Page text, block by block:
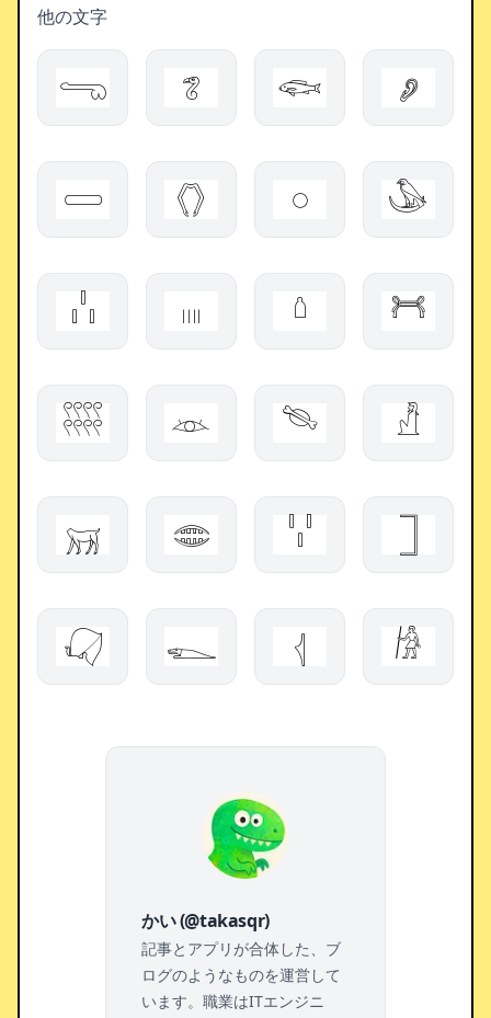
他の文字
𓂸 𓆂 𓆟 𓂈
𓏳 𓂘 𓏸 𓅇
𓏨 𓏽 𓏡 𓋫
𓍩 𓁺 𓄯 𓀯
𓄚 𓂏 𓏩
𓋙 𓆍 𓂆 𓀙
かい (@takasqr)
記事とアプリが合体した、ブ
ログのようなものを運営して
います。職業はITエンジニ